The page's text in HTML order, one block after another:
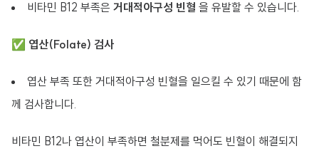
비타민 B12 부족은 거대적아구성 빈혈 을 유발할 수 있습니다.
✅ 엽산(Folate) 검사
엽산 부족 또한 거대적아구성 빈혈을 일으킬 수 있기 때문에 함
께 검사합니다.
비타민 B12나 엽산이 부족하면 철분제를 먹어도 빈혈이 해결되지